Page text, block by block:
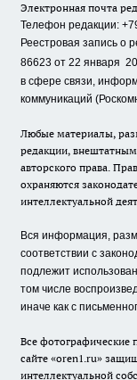
Электронная почта
Телефон редакции:
Реестровая запись
86623 от 22 января
в сфере связи,
коммуникаций
Любые материалы,
редакции,
авторского права.
охраняются
интеллектуальной
Вся информация,
соответствии с
подлежит
том числе
иначе как с
Все фотографические
сайте «oren1.ru»
интеллектуальной